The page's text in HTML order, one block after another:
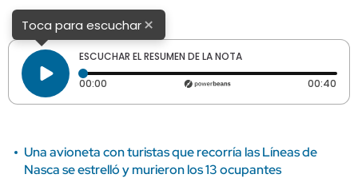
Toca para escuchar×
ESCUCHAR EL RESUMEN DE LA NOTA
00:00 Tiempo transcurrido: 0 segundos 00:40
Una avioneta con turistas que recorría las Líneas de
Nasca se estrelló y murieron los 13 ocupantes